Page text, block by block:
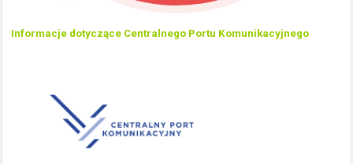
Informacje dotyczące Centralnego Portu Komunikacyjnego